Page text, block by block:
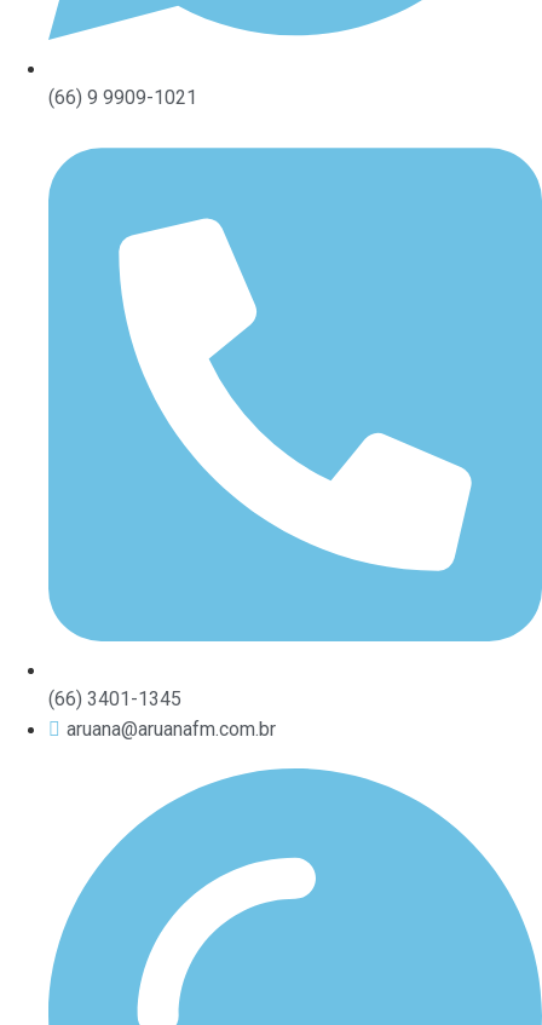
(66) 9 9909-1021
(66) 3401-1345
aruana@aruanafm.com.br